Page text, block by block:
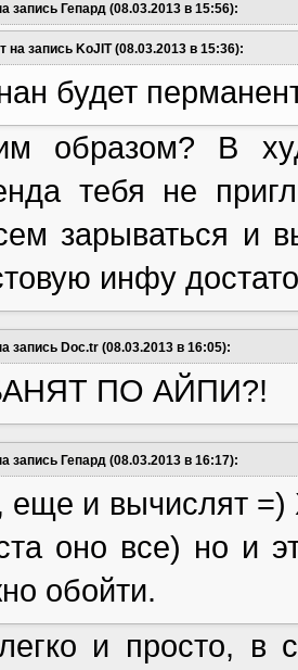
запись Гепард (08.03.2013 в 15:56):
на запись KoJIT (08.03.2013 в 15:36):
будет
образом? В
тебя не
зарываться и
инфу
запись Doc.tr (08.03.2013 в 16:05):
ПО АЙПИ?!
запись Гепард (08.03.2013 в 16:17):
еще и вычислят =)
оно все) но и
обойти.
и просто, в